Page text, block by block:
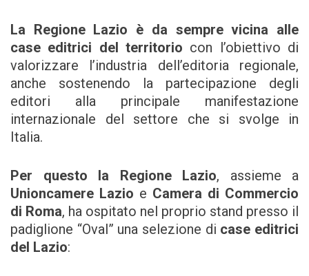
La Regione Lazio è da sempre vicina alle
case editrici del territorio con l’obiettivo di
valorizzare l’industria dell’editoria regionale,
anche sostenendo la partecipazione degli
editori alla principale manifestazione
internazionale del settore che si svolge in
Italia.
Per questo la Regione Lazio, assieme a
Unioncamere Lazio e Camera di Commercio
di Roma, ha ospitato nel proprio stand presso il
padiglione “Oval” una selezione di case editrici
del Lazio: